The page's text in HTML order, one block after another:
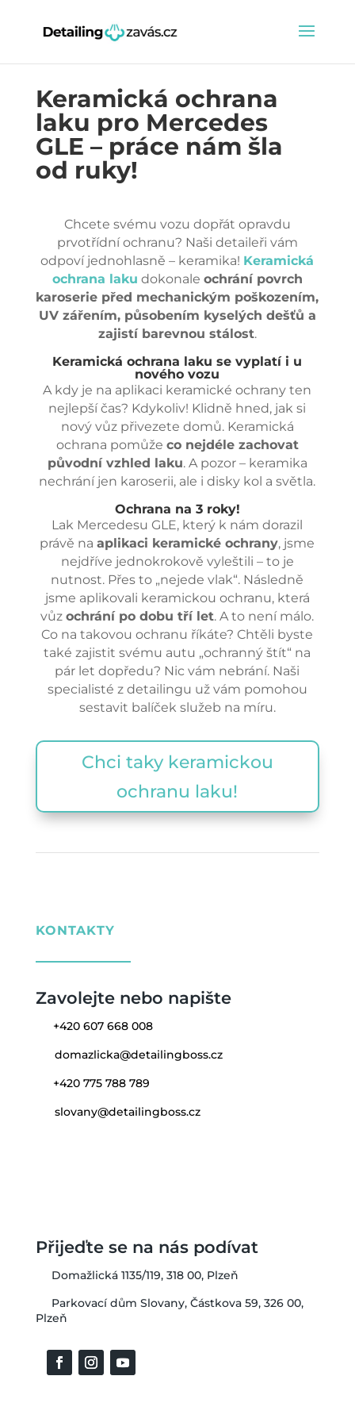
Keramická ochrana
laku pro Mercedes
GLE – práce nám šla
od ruky!
Chcete svému vozu dopřát opravdu
prvotřídní ochranu? Naši detaileři vám
odpoví jednohlasně – keramika! Keramická
ochrana laku dokonale ochrání povrch
karoserie před mechanickým poškozením,
UV zářením, působením kyselých dešťů a
zajistí barevnou stálost.
Keramická ochrana laku se vyplatí i u
nového vozu
A kdy je na aplikaci keramické ochrany ten
nejlepší čas? Kdykoliv! Klidně hned, jak si
nový vůz přivezete domů. Keramická
ochrana pomůže co nejdéle zachovat
původní vzhled laku. A pozor – keramika
nechrání jen karoserii, ale i disky kol a světla.
Ochrana na 3 roky!
Lak Mercedesu GLE, který k nám dorazil
právě naaplikaci keramické ochrany, jsme
nejdříve jednokrokově vyleštili – to je
nutnost. Přes to „nejede vlak“. Následně
jsme aplikovali keramickou ochranu, která
vůzochrání po dobu tří let. A to není málo.
Co na takovou ochranu říkáte? Chtěli byste
také zajistit svému autu „ochranný štít“ na
pár let dopředu? Nic vám nebrání. Naši
specialisté z detailingu už vám pomohou
sestavit balíček služeb na míru.
Chci taky keramickou
ochranu laku!
KONTAKTY
Zavolejte nebo napište
+420 607 668 008
domazlicka@detailingboss.cz
+420 775 788 789
slovany@detailingboss.cz
Přijeďte se na nás podívat
Domažlická 1135/119, 318 00, Plzeň
Parkovací dům Slovany, Částkova 59, 326 00,
Plzeň